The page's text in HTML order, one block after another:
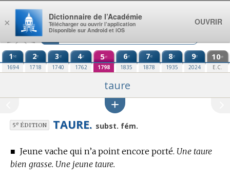
Aller au contenu
1re
1694
2e
1718
3e
1740
4e
1762
5e
1798
6e
1835
7e
1878
8e
1935
9e
2024
10e
E.C.
taure
5eÉDITION TAURE. subst. fém.
■ Jeune vache qui n’a point encore porté. Une taure
bien grasse. Une jeune taure.
×
Dictionnaire de l’Académie
Télécharger ou ouvrir l’application
Disponible sur Android et iOS
OUVRIR